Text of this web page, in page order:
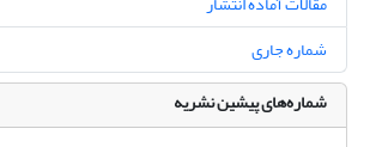
شماره جاری
شماره‌های پیشین نشریه